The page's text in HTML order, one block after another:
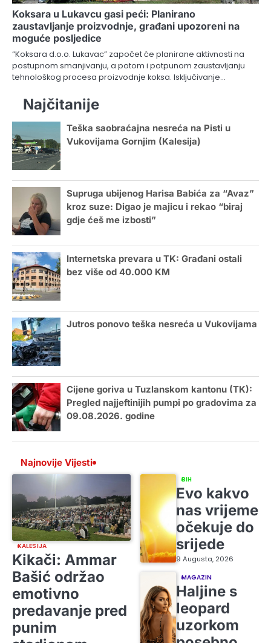
Koksara u Lukavcu gasi peći: Planirano
zaustavljanje proizvodnje, građani upozoreni na
moguće posljedice
“Koksara d.o.o. Lukavac” započet će planirane aktivnosti na
postupnom smanjivanju, a potom i potpunom zaustavljanju
tehnološkog procesa proizvodnje koksa. Isključivanje…
Najčitanije
Teška saobraćajna nesreća na Pisti u
Vukovijama Gornjim (Kalesija)
Supruga ubijenog Harisa Babića za “Avaz”
kroz suze: Digao je majicu i rekao “biraj
gdje ćeš me izbosti”
Internetska prevara u TK: Građani ostali
bez više od 40.000 KM
Jutros ponovo teška nesreća u Vukovijama
Cijene goriva u Tuzlanskom kantonu (TK):
Pregled najjeftinijih pumpi po gradovima za
09.08.2026. godine
Najnovije Vijesti
KALESIJA
Kikači: Ammar
Bašić održao
emotivno
predavanje pred
punim
BIH
Evo kakvo
nas vrijeme
očekuje do
srijede
9 Augusta, 2026
MAGAZIN
Haljine s
leopard
uzorkom